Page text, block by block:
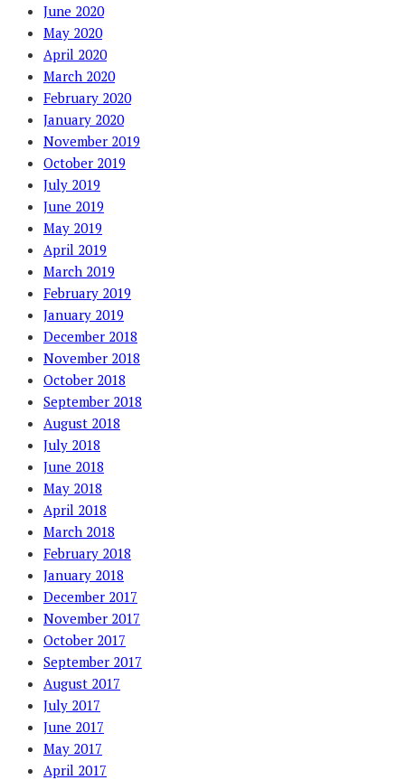
June 2020
May 2020
April 2020
March 2020
February 2020
January 2020
November 2019
October 2019
July 2019
June 2019
May 2019
April 2019
March 2019
February 2019
January 2019
December 2018
November 2018
October 2018
September 2018
August 2018
July 2018
June 2018
May 2018
April 2018
March 2018
February 2018
January 2018
December 2017
November 2017
October 2017
September 2017
August 2017
July 2017
June 2017
May 2017
April 2017